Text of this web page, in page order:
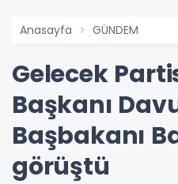
Anasayfa GÜNDEM
Gelecek
Başkanı
Başbakanı
görüştü